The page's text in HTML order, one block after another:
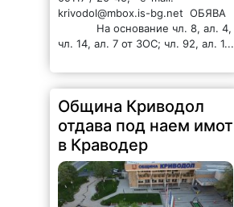
krivodol@mbox.is-bg.net ОБЯВА
На основание чл. 8, ал. 4,
чл. 14, ал. 7 от ЗОС; чл. 92, ал. 1...
Община Криводол
отдава под наем имот
в Краводер